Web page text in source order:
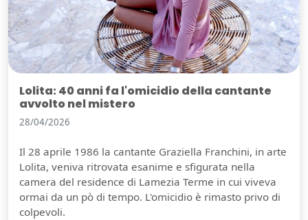
Lolita: 40 anni fa l'omicidio della cantante
avvolto nel mistero
28/04/2026
Il 28 aprile 1986 la cantante Graziella Franchini, in arte
Lolita, veniva ritrovata esanime e sfigurata nella
camera del residence di Lamezia Terme in cui viveva
ormai da un pò di tempo. L'omicidio è rimasto privo di
colpevoli.